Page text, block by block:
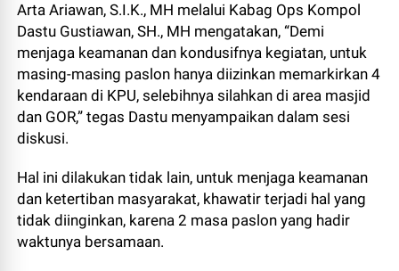
Arta Ariawan, S.I.K., MH melalui Kabag Ops Kompol
Dastu Gustiawan, SH., MH mengatakan, “Demi
menjaga keamanan dan kondusifnya kegiatan, untuk
masing-masing paslon hanya diizinkan memarkirkan 4
kendaraan di KPU, selebihnya silahkan di area masjid
dan GOR,” tegas Dastu menyampaikan dalam sesi
diskusi.
Hal ini dilakukan tidak lain, untuk menjaga keamanan
dan ketertiban masyarakat, khawatir terjadi hal yang
tidak diinginkan, karena 2 masa paslon yang hadir
waktunya bersamaan.